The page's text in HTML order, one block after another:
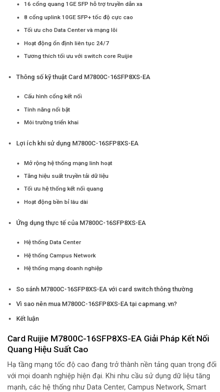
16 cổng quang 1GE SFP hỗ trợ truyền dẫn xa
8 cổng uplink 10GE SFP+ tốc độ cực cao
Tối ưu cho Data Center và mạng lõi
Hoạt động ổn định liên tục 24/7
Tương thích tối ưu với switch core Ruijie
Thông số kỹ thuật Card M7800C-16SFP8XS-EA
Cấu hình cổng kết nối
Tính năng nổi bật
Môi trường triển khai
Lợi ích khi sử dụng M7800C-16SFP8XS-EA
Mở rộng hệ thống mạng linh hoạt
Tăng hiệu suất truyền tải dữ liệu
Tối ưu hệ thống kết nối quang
Hoạt động bền bỉ lâu dài
Ứng dụng thực tế của M7800C-16SFP8XS-EA
Hệ thống Data Center
Hệ thống Campus Network
Hệ thống mạng doanh nghiệp
So sánh M7800C-16SFP8XS-EA với card switch thông thường
Vì sao nên mua M7800C-16SFP8XS-EA tại capmang.vn?
Kết luận
Card Ruijie M7800C-16SFP8XS-EA Giải Pháp Kết Nối
Quang Hiệu Suất Cao
Hạ tầng mạng tốc độ cao đang trở thành nền tảng quan trọng đối
với mọi doanh nghiệp hiện đại. Khi nhu cầu sử dụng dữ liệu tăng
mạnh, các hệ thống như Data Center, Campus Network, Smart